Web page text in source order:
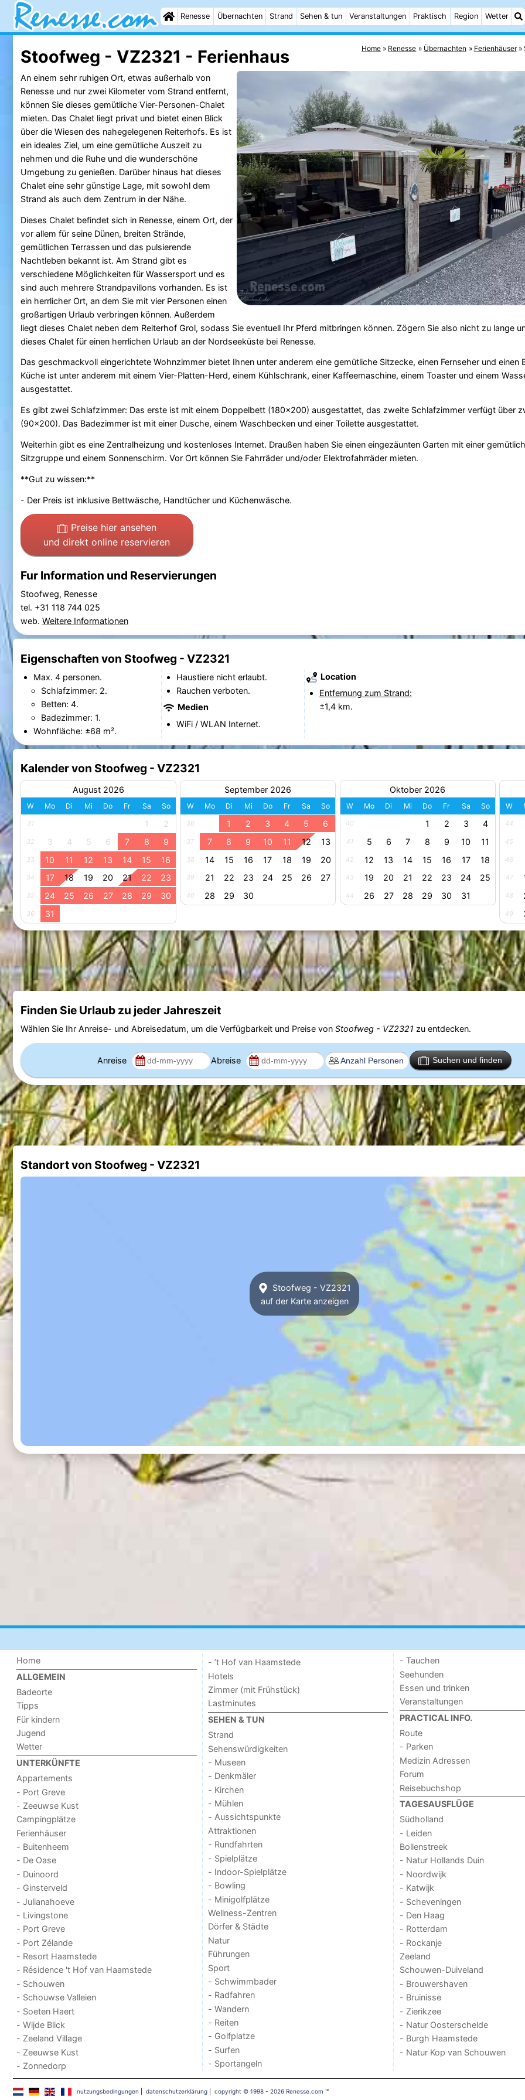
Renesse Übernachten Strand Sehen & tun Veranstaltungen Praktisch Region Wetter
Home Renesse Übernachten Ferienhäuser
Stoofweg - VZ2321 - Ferienhaus
An einem sehr ruhigen Ort, etwas außerhalb von
Renesse und nur zwei Kilometer vom Strand entfernt,
können Sie dieses gemütliche Vier-Personen-Chalet
mieten. Das Chalet liegt privat und bietet einen Blick
über die Wiesen des nahegelegenen Reiterhofs. Es ist
ein ideales Ziel, um eine gemütliche Auszeit zu
nehmen und die Ruhe und die wunderschöne
Umgebung zu genießen. Darüber hinaus hat dieses
Chalet eine sehr günstige Lage, mit sowohl dem
Strand als auch dem Zentrum in der Nähe.
Dieses Chalet befindet sich in Renesse, einem Ort, der
vor allem für seine Dünen, breiten Strände,
gemütlichen Terrassen und das pulsierende
Nachtleben bekannt ist. Am Strand gibt es
verschiedene Möglichkeiten für Wassersport und es
sind auch mehrere Strandpavillons vorhanden. Es ist
ein herrlicher Ort, an dem Sie mit vier Personen einen
großartigen Urlaub verbringen können. Außerdem
liegt dieses Chalet neben dem Reiterhof Grol, sodass Sie eventuell Ihr Pferd mitbringen können. Zögern Sie also nicht zu lange
dieses Chalet für einen herrlichen Urlaub an der Nordseeküste bei Renesse.
Das geschmackvoll eingerichtete Wohnzimmer bietet Ihnen unter anderem eine gemütliche Sitzecke, einen Fernseher und einen
Küche ist unter anderem mit einem Vier-Platten-Herd, einem Kühlschrank, einer Kaffeemaschine, einem Toaster und einem
ausgestattet.
Es gibt zwei Schlafzimmer: Das erste ist mit einem Doppelbett (180x200) ausgestattet, das zweite Schlafzimmer verfügt über
(90x200). Das Badezimmer ist mit einer Dusche, einem Waschbecken und einer Toilette ausgestattet.
Weiterhin gibt es eine Zentralheizung und kostenloses Internet. Draußen haben Sie einen eingezäunten Garten mit einer
Sitzgruppe und einem Sonnenschirm. Vor Ort können Sie Fahrräder und/oder Elektrofahrräder mieten.
**Gut zu wissen:**
- Der Preis ist inklusive Bettwäsche, Handtücher und Küchenwäsche.
Preise hier ansehen
und direkt online reservieren
Fur Information und Reservierungen
Stoofweg, Renesse
tel. +31 118 744 025
web. Weitere Informationen
Eigenschaften von Stoofweg - VZ2321
Max. 4 personen.
Schlafzimmer: 2.
Betten: 4.
Badezimmer: 1.
Wohnfläche: ±68 m².
Haustiere nicht erlaubt.
Rauchen verboten.
Medien
WiFi / WLAN Internet.
Location
Entfernung zum Strand:
±1,4 km.
Kalender von Stoofweg - VZ2321
August 2026
W Mo Di Mi Do Fr Sa So
31 1 2
32 3 4 5 6 7 8 9
33 10 11 12 13 14 15 16
34 17 18 19 20 21 22 23
35 24 25 26 27 28 29 30
36 31
September 2026
W Mo Di Mi Do Fr Sa So
36 1 2 3 4 5 6
37 7 8 9 10 11 12 13
38 14 15 16 17 18 19 20
39 21 22 23 24 25 26 27
40 28 29 30
Oktober 2026
W Mo Di Mi Do Fr Sa So
40 1 2 3 4
41 5 6 7 8 9 10 11
42 12 13 14 15 16 17 18
43 19 20 21 22 23 24 25
44 26 27 28 29 30 31
W
44
45
46
47
48
49
Finden Sie Urlaub zu jeder Jahreszeit
Wählen Sie Ihr Anreise- und Abreisedatum, um die Verfügbarkeit und Preise von Stoofweg - VZ2321 zu entdecken.
Anreise Abreise Suchen und finden
Standort von Stoofweg - VZ2321
Stoofweg - VZ2321
auf der Karte anzeigen
Home
ALLGEMEIN
Badeorte
Tipps
Für kindern
Jugend
Wetter
UNTERKÜNFTE
Appartements
- Port Greve
- Zeeuwse Kust
Campingplätze
Ferienhäuser
- Buitenheem
- De Oase
- Duinoord
- Ginsterveld
- Julianahoeve
- Livingstone
- Port Greve
- Port Zélande
- Resort Haamstede
- Résidence 't Hof van Haamstede
- Schouwen
- Schouwse Valleien
- Soeten Haert
- Wijde Blick
- Zeeland Village
- Zeeuwse Kust
- Zonnedorp
- ’t Hof van Haamstede
Hotels
Zimmer (mit Frühstück)
Lastminutes
SEHEN & TUN
Strand
Sehenswürdigkeiten
- Museen
- Denkmäler
- Kirchen
- Mühlen
- Aussichtspunkte
Attraktionen
- Rundfahrten
- Spielplätze
- Indoor-Spielplätze
- Bowling
- Minigolfplätze
Wellness-Zentren
Dörfer & Städte
Natur
Führungen
Sport
- Schwimmbader
- Radfahren
- Wandern
- Reiten
- Golfplatze
- Surfen
- Sportangeln
- Tauchen
Seehunden
Essen und trinken
Veranstaltungen
PRACTICAL INFO.
Route
- Parken
Medizin Adressen
Forum
Reisebuchshop
TAGESAUSFLÜGE
Südholland
- Leiden
Bollenstreek
- Natur Hollands Duin
- Noordwijk
- Katwijk
- Scheveningen
- Den Haag
- Rotterdam
- Rockanje
Zeeland
Schouwen-Duiveland
- Brouwershaven
- Bruinisse
- Zierikzee
- Natur Oosterschelde
- Burgh Haamstede
- Natur Kop van Schouwen
nutzungsbedingungen datenschutzerklärung| copyright © 1998 - 2026 Renesse.com ™